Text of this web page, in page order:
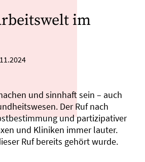
im
und sinnhaft sein – auch
Der Ruf nach
und partizipativer
und Kliniken immer lauter.
Ruf bereits gehört wurde.